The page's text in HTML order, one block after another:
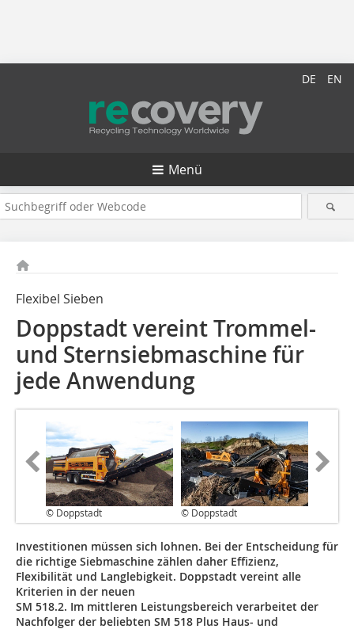
DE EN
Menü
Flexibel Sieben
Doppstadt vereint Trommel-
und Sternsiebmaschine für
jede Anwendung
© Doppstadt © Doppstadt
Investitionen müssen sich lohnen. Bei der Entscheidung für
die richtige Siebmaschine zählen daher Effizienz,
Flexibilität und Langlebigkeit. Doppstadt vereint alle
Kriterien in der neuen
SM 518.2. Im mittleren Leistungsbereich verarbeitet der
Nachfolger der beliebten SM 518 Plus Haus- und